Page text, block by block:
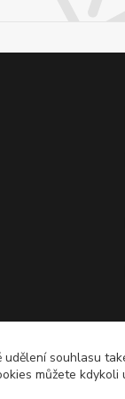
udělení souhlasu
můžete kdykoli